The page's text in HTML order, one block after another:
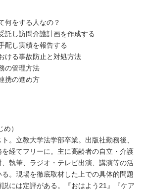
をする人なの？
し訪問介護計画を作成する
し実績を報告する
る事故防止と対処方法
の管理方法
携の進め方
）
。立教大学法学部卒業。出版社勤務後、
経てフリーに。主に高齢者の自立・介護
執筆、ラジオ・テレビ出演、講演等の活
。現場を徹底取材した上での具体的問題
には定評がある。『おはよう21』『ケア